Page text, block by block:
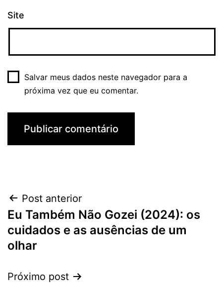
Site
Salvar meus dados neste navegador para a
próxima vez que eu comentar.
Navegação
de
Post
Post anterior
Eu Também Não Gozei (2024): os
cuidados e as ausências de um
olhar
Próximo post